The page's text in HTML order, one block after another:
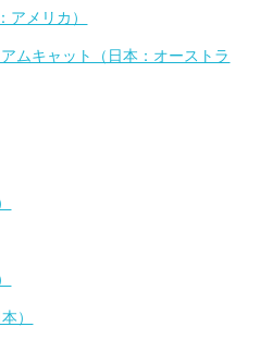
アメリカ）
ムキャット（日本：オーストラ
）